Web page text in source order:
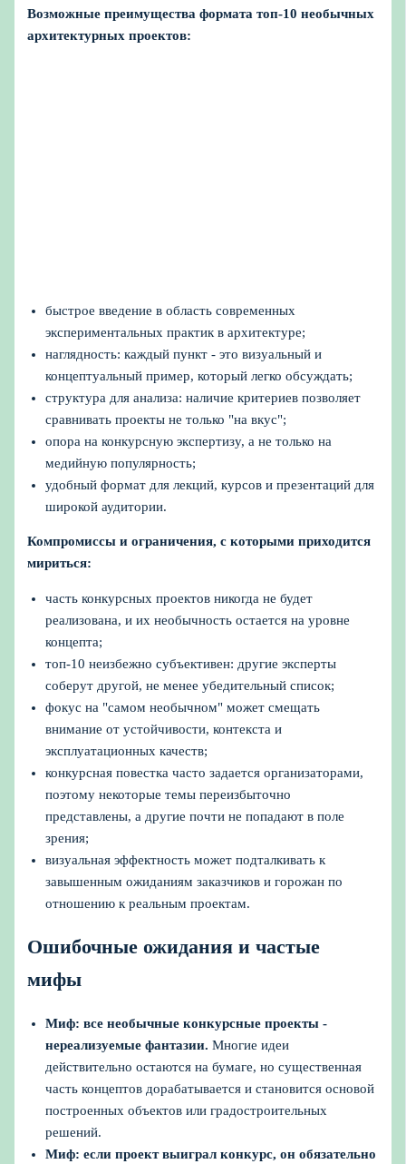
Возможные преимущества формата топ-10 необычных
архитектурных проектов:
быстрое введение в область современных
экспериментальных практик в архитектуре;
наглядность: каждый пункт - это визуальный и
концептуальный пример, который легко обсуждать;
структура для анализа: наличие критериев позволяет
сравнивать проекты не только "на вкус";
опора на конкурсную экспертизу, а не только на
медийную популярность;
удобный формат для лекций, курсов и презентаций для
широкой аудитории.
Компромиссы и ограничения, с которыми приходится
мириться:
часть конкурсных проектов никогда не будет
реализована, и их необычность остается на уровне
концепта;
топ-10 неизбежно субъективен: другие эксперты
соберут другой, не менее убедительный список;
фокус на "самом необычном" может смещать
внимание от устойчивости, контекста и
эксплуатационных качеств;
конкурсная повестка часто задается организаторами,
поэтому некоторые темы переизбыточно
представлены, а другие почти не попадают в поле
зрения;
визуальная эффектность может подталкивать к
завышенным ожиданиям заказчиков и горожан по
отношению к реальным проектам.
Ошибочные ожидания и частые
мифы
Миф: все необычные конкурсные проекты -
нереализуемые фантазии. Многие идеи
действительно остаются на бумаге, но существенная
часть концептов дорабатывается и становится основой
построенных объектов или градостроительных
решений.
Миф: если проект выиграл конкурс, он обязательно